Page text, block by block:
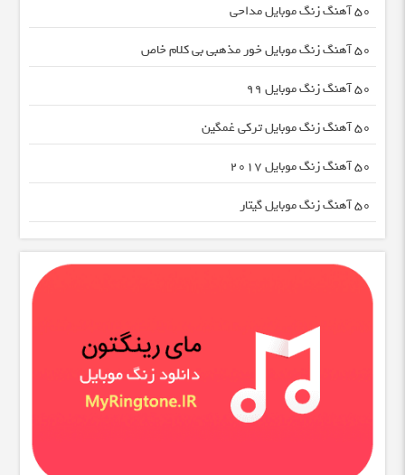
50 آهنگ زنگ موبایل مداحی
50 آهنگ زنگ موبایل خور مذهبی بی کلام خاص
50 آهنگ زنگ موبایل 99
50 آهنگ زنگ موبایل ترکی غمگین
50 آهنگ زنگ موبایل ۲۰۱۷
50 آهنگ زنگ موبایل گیتار